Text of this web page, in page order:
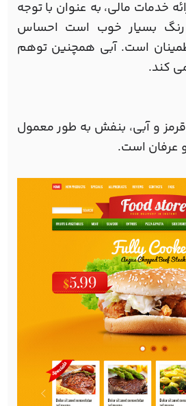
خدمات مالی، به عنوان با توجه
رنگ بسیار خوب است احساس
است. آبی همچنین توهم
کند.
و آبی، بنفش به طور معمول
عرفان است.